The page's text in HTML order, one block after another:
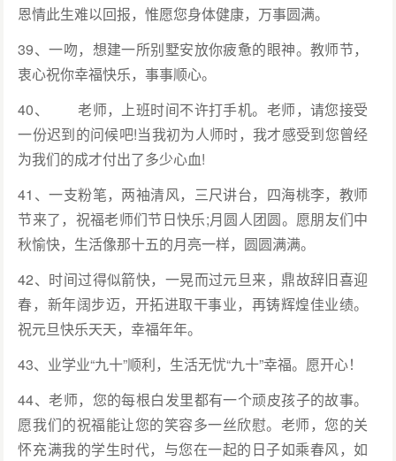
恩情此生难以回报，惟愿您身体健康，万事圆满。
39、一吻，想建一所别墅安放你疲惫的眼神。教师节，
衷心祝你幸福快乐，事事顺心。
40、 老师，上班时间不许打手机。老师，请您接受
一份迟到的问候吧!当我初为人师时，我才感受到您曾经
为我们的成才付出了多少心血!
41、一支粉笔，两袖清风，三尺讲台，四海桃李，教师
节来了，祝福老师们节日快乐;月圆人团圆。愿朋友们中
秋愉快，生活像那十五的月亮一样，圆圆满满。
42、时间过得似箭快，一晃而过元旦来，鼎故辞旧喜迎
春，新年阔步迈，开拓进取干事业，再铸辉煌佳业绩。
祝元旦快乐天天，幸福年年。
43、业学业“九十”顺利，生活无忧“九十”幸福。愿开心！
44、老师，您的每根白发里都有一个顽皮孩子的故事。
愿我们的祝福能让您的笑容多一丝欣慰。老师，您的关
怀充满我的学生时代，与您在一起的日子如乘春风，如